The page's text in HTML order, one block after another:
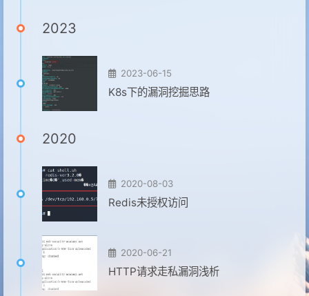
2023
2023-06-15
K8s下的漏洞挖掘思路
2020
2020-08-03
Redis未授权访问
2020-06-21
HTTP请求走私漏洞浅析